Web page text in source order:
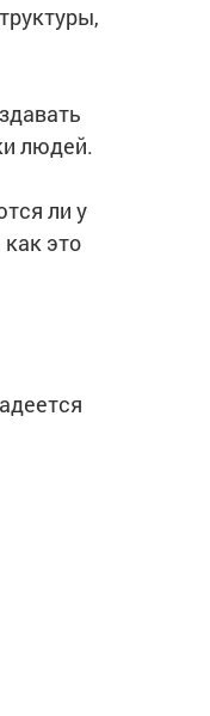
людей.
ли у
это